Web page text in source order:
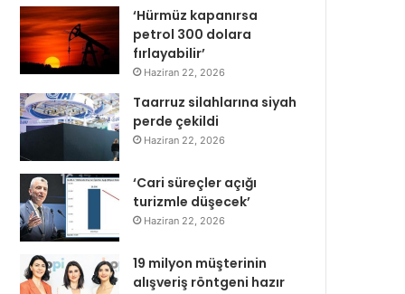
‘Hürmüz kapanırsa
petrol 300 dolara
fırlayabilir’
Haziran 22, 2026
Taarruz silahlarına siyah
perde çekildi
Haziran 22, 2026
‘Cari süreçler açığı
turizmle düşecek’
Haziran 22, 2026
19 milyon müşterinin
alışveriş röntgeni hazır